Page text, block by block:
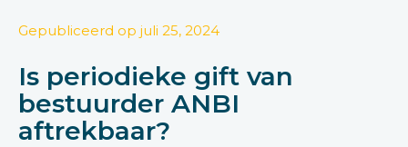
Gepubliceerd op juli 25, 2024
Is periodieke gift van
bestuurder ANBI
aftrekbaar?